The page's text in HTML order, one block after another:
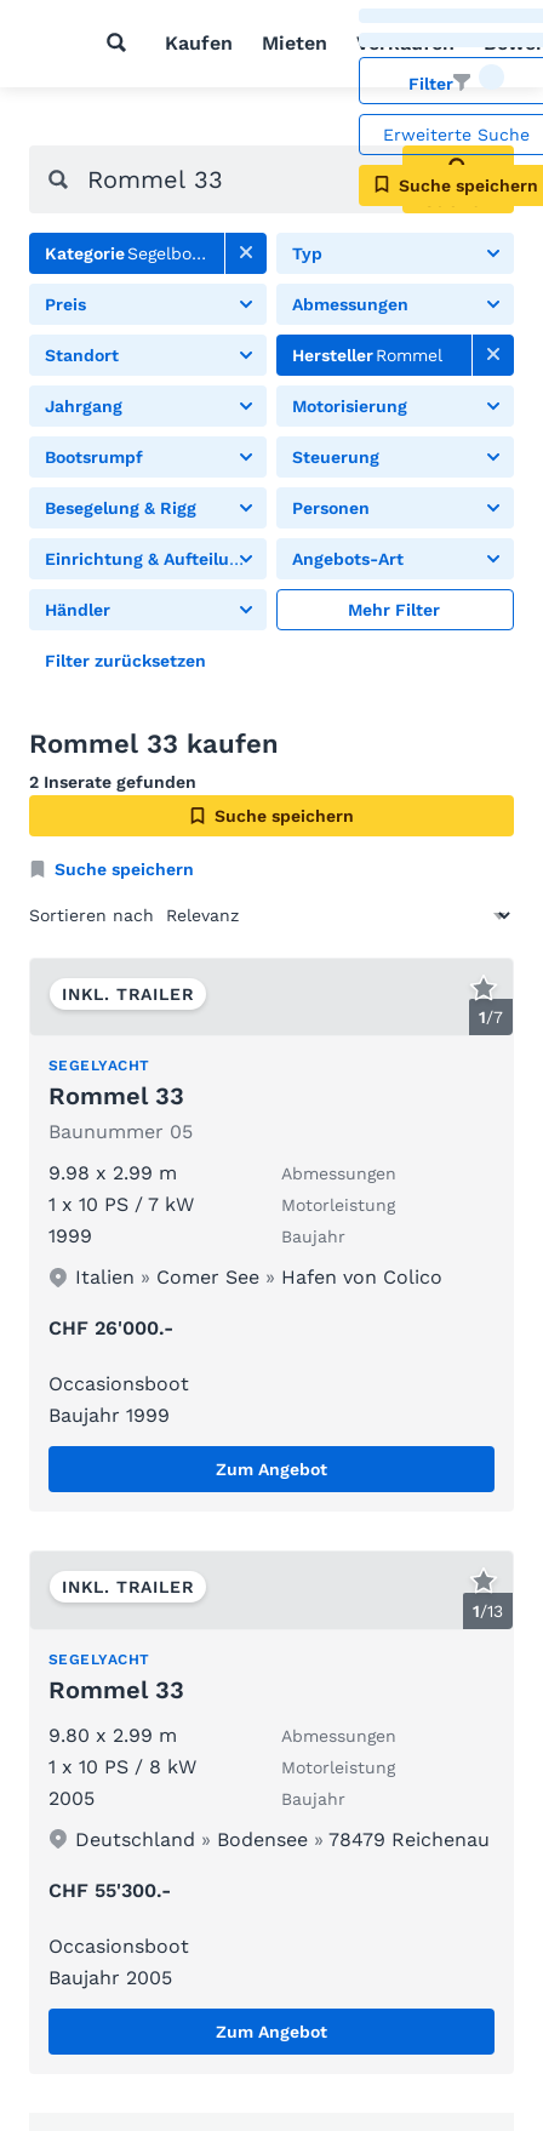
Kaufen Mieten Verkaufen
Filter
Erweiterte Suche
Suche speichern
Suchen
KategorieSegelboote Typ
Preis Abmessungen
Standort HerstellerRommel
Jahrgang Motorisierung
Bootsrumpf Steuerung
Besegelung & Rigg Personen
Einrichtung & Aufteilung Angebots-Art
Händler Mehr Filter
Filter zurücksetzen
Rommel 33 kaufen
2 Inserate gefunden
Suche speichern
Suche speichern
Sortieren nach
1/7
INKL. TRAILER
SEGELYACHT
Rommel 33
Baunummer 05
9.98 x 2.99 m
Abmessungen
1 x 10 PS / 7 kW Motorleistung
1999 Baujahr
Italien » Comer See » Hafen von Colico
CHF 26'000.-
Occasionsboot
Baujahr 1999
Zum Angebot
1/13
INKL. TRAILER
SEGELYACHT
Rommel 33
9.80 x 2.99 m Abmessungen
1 x 10 PS / 8 kW Motorleistung
2005 Baujahr
Deutschland » Bodensee »78479 Reichenau
CHF 55'300.-
Occasionsboot
Baujahr 2005
Zum Angebot